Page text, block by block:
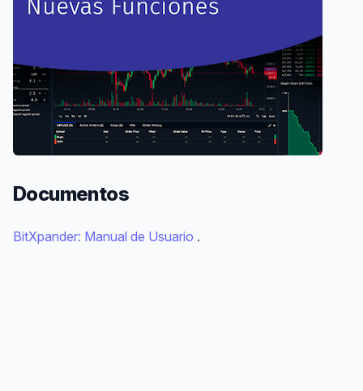
Documentos
BitXpander: Manual de Usuario .